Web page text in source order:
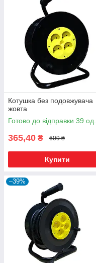
Котушка без подовжувача
жовта
Готово до відправки 39 од.
365,40 ₴ 609 ₴
Купити
–39%